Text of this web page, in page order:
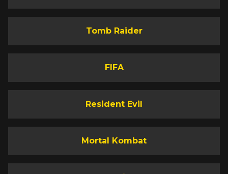
Tomb Raider
FIFA
Resident Evil
Mortal Kombat